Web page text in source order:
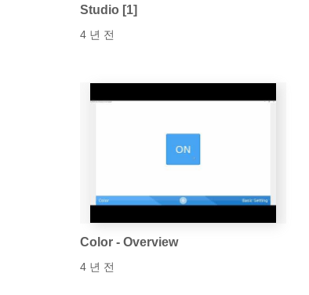
Studio [1]
4 년 전
Color - Overview
4 년 전